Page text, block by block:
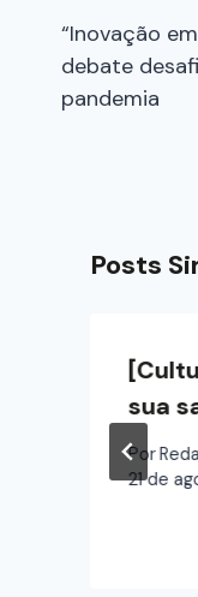
“Inovação
debate
pandemia
Posts
sua
Por
21 de